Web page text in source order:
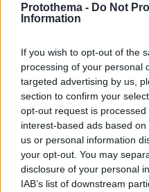
Protothema - Do Not
Information
If you wish to opt-out of the
processing of your personal
targeted advertising by us,
section to confirm your
opt-out request is
interest-based ads based
us or personal information
your opt-out. You may
disclosure of your personal
IAB’s list of downstream
λάθος με τις σορούς στο
Η πλευρά του νεκρού
που είχε μαζί τους το
αναγνώρισαν τον
ξεκίνησε ΕΔΕ
09.07.2026, 18:25